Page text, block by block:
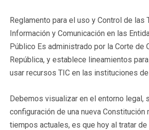
Reglamento para el uso y Control de las
Información y Comunicación en las
Público Es administrado por la Corte de
República, y establece lineamientos
usar recursos TIC en las instituciones
Debemos visualizar en el entorno legal,
configuración de una nueva Constitución
tiempos actuales, es que hoy al tratar